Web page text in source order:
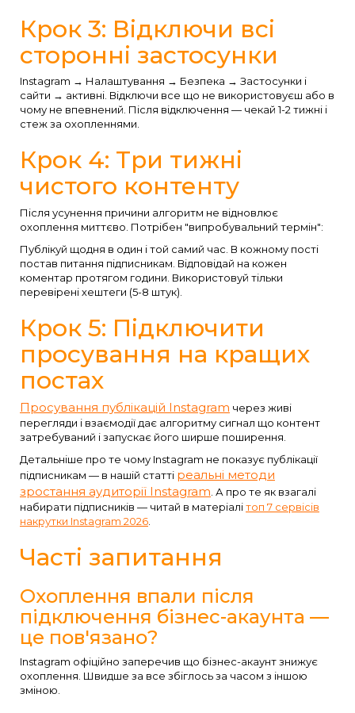
Крок 3: Відключи всі
сторонні застосунки
Instagram → Налаштування → Безпека → Застосунки і
сайти → активні. Відключи все що не використовуєш або в
чому не впевнений. Після відключення — чекай 1-2 тижні і
стеж за охопленнями.
Крок 4: Три тижні
чистого контенту
Після усунення причини алгоритм не відновлює
охоплення миттєво. Потрібен "випробувальний термін":
Публікуй щодня в один і той самий час. В кожному пості
постав питання підписникам. Відповідай на кожен
коментар протягом години. Використовуй тільки
перевірені хештеги (5-8 штук).
Крок 5: Підключити
просування на кращих
постах
Просування публікацій Instagram через живі
перегляди і взаємодії дає алгоритму сигнал що контент
затребуваний і запускає його ширше поширення.
Детальніше про те чому Instagram не показує публікації
підписникам — в нашій статті реальні методи
зростання аудиторії Instagram. А про те як взагалі
набирати підписників — читай в матеріалітоп 7 сервісів
накрутки Instagram 2026.
Часті запитання
Охоплення впали після
підключення бізнес-акаунта —
це пов'язано?
Instagram офіційно заперечив що бізнес-акаунт знижує
охоплення. Швидше за все збіглось за часом з іншою
зміною.